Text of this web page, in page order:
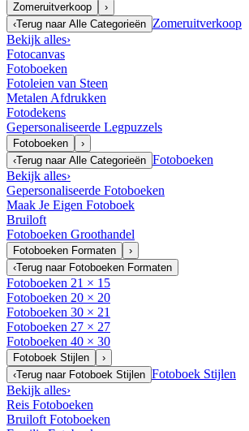
Zomeruitverkoop
›
‹Terug naar Alle Categorieën Zomeruitverkoop
Bekijk alles›
Fotocanvas
Fotoboeken
Fotoleien van Steen
Metalen Afdrukken
Fotodekens
Gepersonaliseerde Legpuzzels
Fotoboeken
›
‹Terug naar Alle Categorieën Fotoboeken
Bekijk alles›
Gepersonaliseerde Fotoboeken
Maak Je Eigen Fotoboek
Bruiloft
Fotoboeken Groothandel
Fotoboeken Formaten
›
‹Terug naar Fotoboeken Formaten
Fotoboeken 21 × 15
Fotoboeken 20 × 20
Fotoboeken 30 × 21
Fotoboeken 27 × 27
Fotoboeken 40 × 30
Fotoboek Stijlen
›
‹Terug naar Fotoboek Stijlen Fotoboek Stijlen
Bekijk alles›
Reis Fotoboeken
Bruiloft Fotoboeken